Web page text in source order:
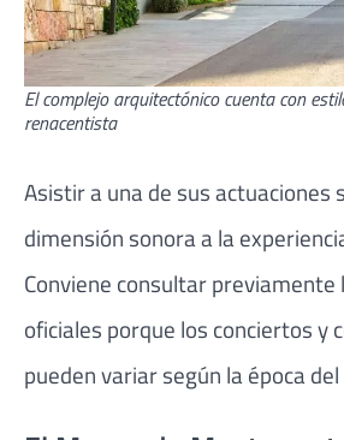
El complejo arquitectónico cuenta con
renacentista
Asistir a una de sus actuaciones
dimensión sonora a la
Conviene consultar previamente
oficiales porque los conciertos y
pueden variar según la época del